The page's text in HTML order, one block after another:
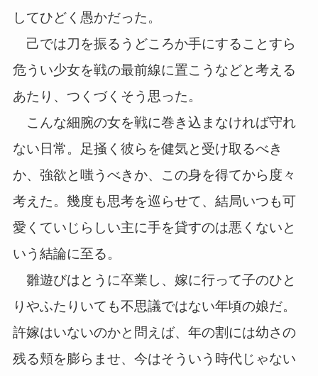
してひどく愚かだった。
己では刀を振るうどころか手にすることすら
危うい少女を戦の最前線に置こうなどと考える
あたり、つくづくそう思った。
こんな細腕の女を戦に巻き込まなければ守れ
ない日常。足掻く彼らを健気と受け取るべき
か、強欲と嗤うべきか、この身を得てから度々
考えた。幾度も思考を巡らせて、結局いつも可
愛くていじらしい主に手を貸すのは悪くないと
いう結論に至る。
雛遊びはとうに卒業し、嫁に行って子のひと
りやふたりいても不思議ではない年頃の娘だ。
許嫁はいないのかと問えば、年の割には幼さの
残る頬を膨らませ、今はそういう時代じゃない